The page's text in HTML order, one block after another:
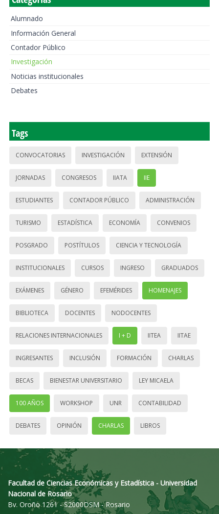
Alumnado
Información General
Contador Público
Investigación
Noticias institucionales
Debates
Tags
CONVOCATORIAS INVESTIGACIÓN EXTENSIÓN
JORNADAS CONGRESOS IIATA IIE
ESTUDIANTES CONTADOR PÚBLICO ADMINISTRACIÓN
TURISMO ESTADÍSTICA ECONOMÍA CONVENIOS
POSGRADO POSTÍTULOS CIENCIA Y TECNOLOGÍA
INSTITUCIONALES CURSOS INGRESO GRADUADOS
EXÁMENES GÉNERO EFEMÉRIDES HOMENAJES
BIBLIOTECA DOCENTES NODOCENTES
RELACIONES INTERNACIONALES I + D IITEA IITAE
INGRESANTES INCLUSIÓN FORMACIÓN CHARLAS
BECAS BIENESTAR UNIVERSITARIO LEY MICAELA
100 AÑOS WORKSHOP UNR CONTABILIDAD
DEBATES OPINIÓN CHARLAS LIBROS
Facultad de Ciencias Económicas y Estadística - Universidad
Nacional de Rosario
Bv. Oroño 1261 - S2000DSM - Rosario